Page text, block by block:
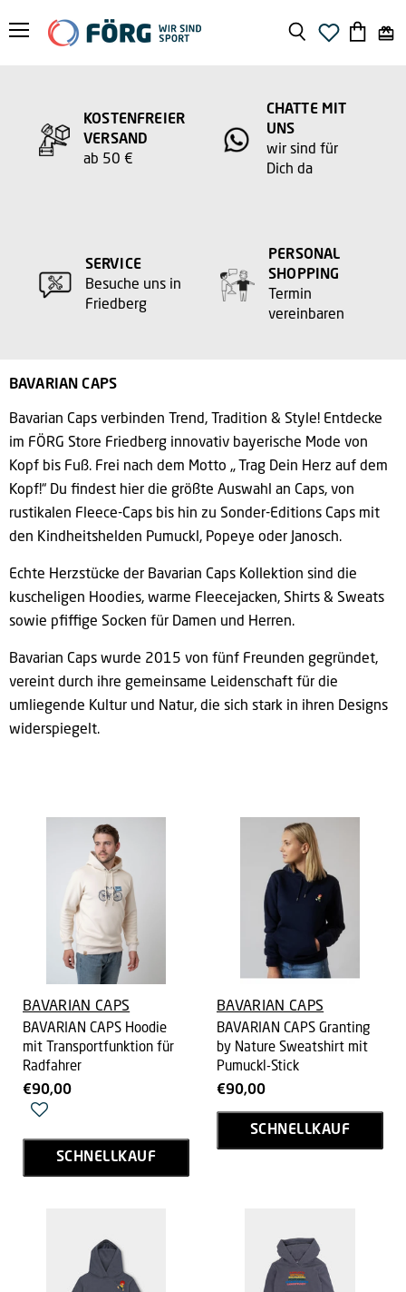
Menü
KOSTENFREIER
VERSAND
ab 50 €
CHATTE MIT
UNS
wir sind für
Dich da
SERVICE
Besuche uns in
Friedberg
PERSONAL
SHOPPING
Termin
vereinbaren
BAVARIAN CAPS
Bavarian Caps verbinden Trend, Tradition & Style! Entdecke
im FÖRG Store Friedberg innovativ bayerische Mode von
Kopf bis Fuß. Frei nach dem Motto „ Trag Dein Herz auf dem
Kopf!“ Du findest hier die größte Auswahl an Caps, von
rustikalen Fleece-Caps bis hin zu Sonder-Editions Caps mit
den Kindheitshelden Pumuckl, Popeye oder Janosch.
Echte Herzstücke der Bavarian Caps Kollektion sind die
kuscheligen Hoodies, warme Fleecejacken, Shirts & Sweats
sowie pfiffige Socken für Damen und Herren.
Bavarian Caps wurde 2015 von fünf Freunden gegründet,
vereint durch ihre gemeinsame Leidenschaft für die
umliegende Kultur und Natur, die sich stark in ihren Designs
widerspiegelt.
BAVARIAN CAPS
BAVARIAN CAPS Hoodie
mit Transportfunktion für
Radfahrer
€90,00
SCHNELLKAUF
BAVARIAN CAPS
BAVARIAN CAPS Granting
by Nature Sweatshirt mit
Pumuckl-Stick
€90,00
SCHNELLKAUF